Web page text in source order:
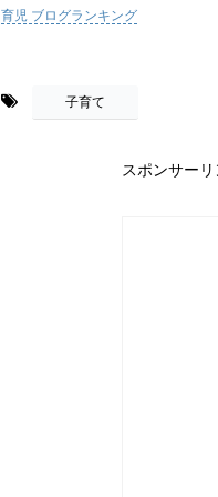
育児 ブログランキング
子育て
スポンサーリ